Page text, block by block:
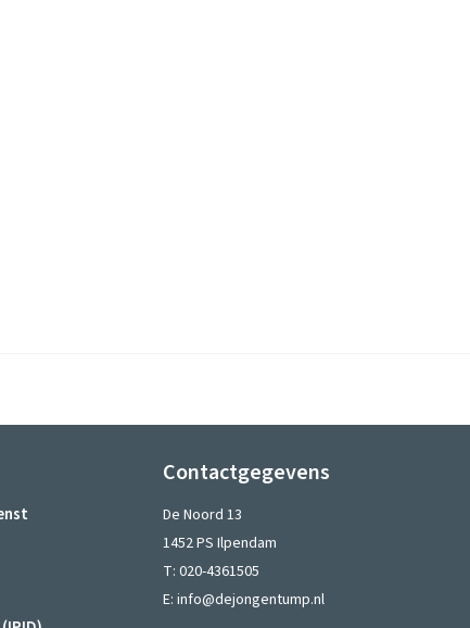
Contactgegevens
De Noord 13
1452 PS Ilpendam
T: 020-4361505
E: info@dejongentump.nl